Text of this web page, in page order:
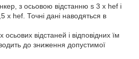
з осьовою відстанню s 3 x hef і
x hef. Точні дані наводяться в
осьових відстаней і відповідних їм
до зниження допустимої